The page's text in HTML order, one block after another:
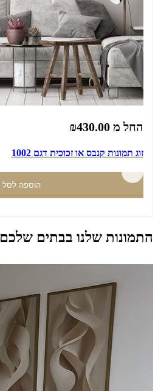
החל מ ₪430.00
זוג תמונות קנבס או זכוכית דגם 1002
הוספה לסל
התמונות שלנו בבתים שלכם